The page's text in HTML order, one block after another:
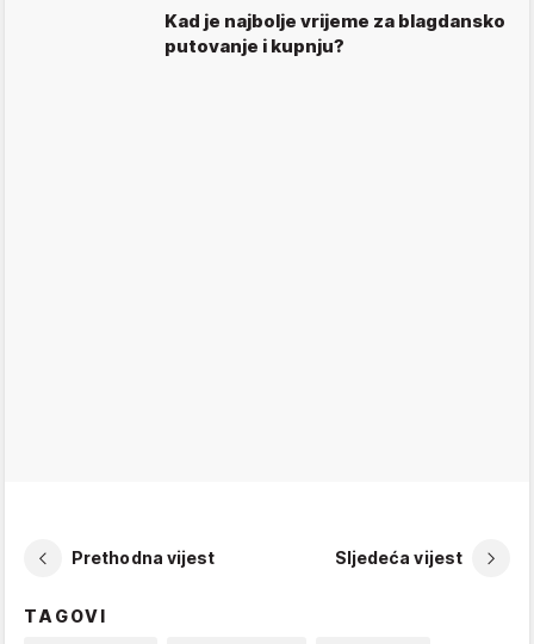
Kad je najbolje vrijeme za blagdansko
putovanje i kupnju?
Prethodna vijest Sljedeća vijest
TAGOVI